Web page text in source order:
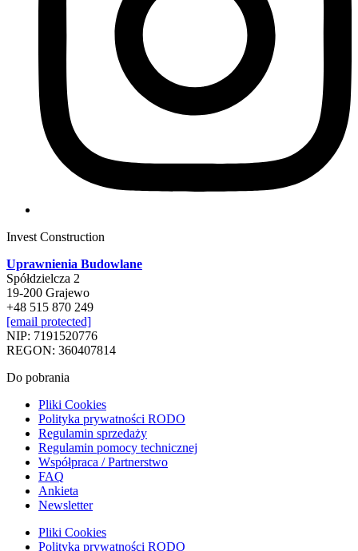
Invest Construction
Uprawnienia Budowlane
Spółdzielcza 2
19-200 Grajewo
+48 515 870 249
[email protected]
NIP: 7191520776
REGON: 360407814
Do pobrania
Pliki Cookies
Polityka prywatności RODO
Regulamin sprzedaży
Regulamin pomocy technicznej
Współpraca / Partnerstwo
FAQ
Ankieta
Newsletter
Pliki Cookies
Polityka prywatności RODO